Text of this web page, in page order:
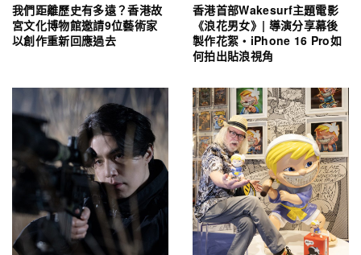
我們距離歷史有多遠？香港故
宮文化博物館邀請9位藝術家
以創作重新回應過去
香港首部Wakesurf主題電影
《浪花男女》| 導演分享幕後
製作花絮・iPhone 16 Pro如
何拍出貼浪視角